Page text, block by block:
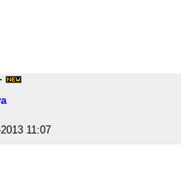
11:07